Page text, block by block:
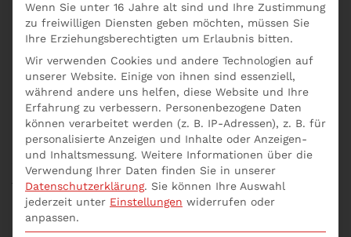
Seminar Salzburg: Was
muss ich im
Qualitätsmanagement
wissen?
Geschrieben von p537752 am 6. März 2021
Seminar.
Seminar Salzburg: Was muss ich im
Wenn Sie unter 16 Jahre alt sind und Ihre Zustimmung
zu freiwilligen Diensten geben möchten, müssen Sie
Ihre Erziehungsberechtigten um Erlaubnis bitten.
Wir verwenden Cookies und andere Technologien auf
unserer Website. Einige von ihnen sind essenziell,
während andere uns helfen, diese Website und Ihre
Erfahrung zu verbessern. Personenbezogene Daten
können verarbeitet werden (z. B. IP-Adressen), z. B. für
personalisierte Anzeigen und Inhalte oder Anzeigen-
und Inhaltsmessung. Weitere Informationen über die
Verwendung Ihrer Daten finden Sie in unserer
Datenschutzerklärung. Sie können Ihre Auswahl
jederzeit unter Einstellungen widerrufen oder
anpassen.